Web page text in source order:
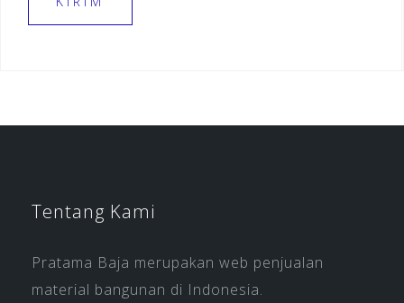
Tentang Kami
Pratama Baja merupakan web penjualan
material bangunan di Indonesia.